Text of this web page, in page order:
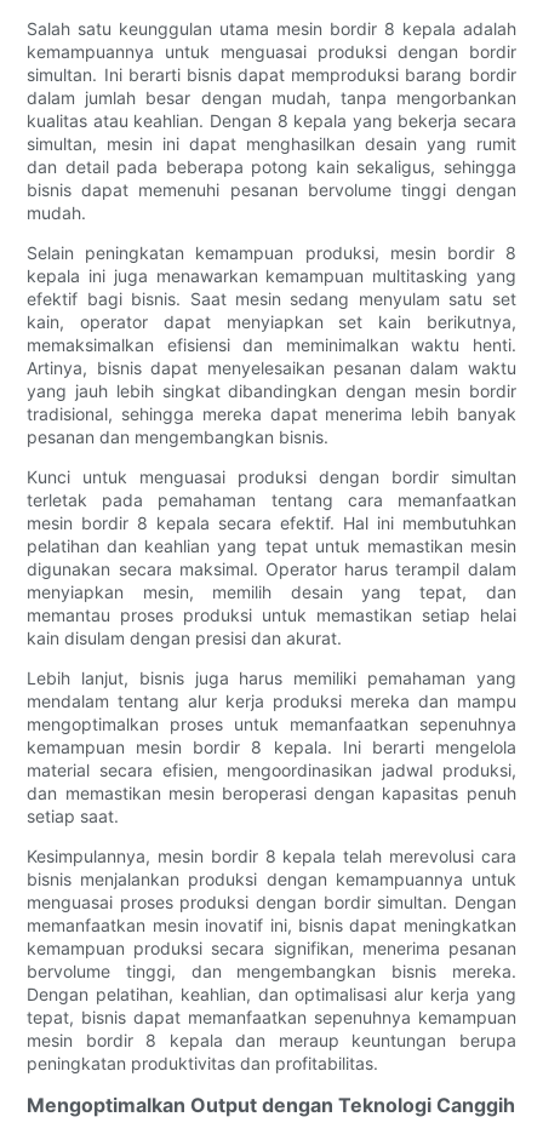
Salah satu keunggulan utama mesin bordir 8 kepala adalah
kemampuannya untuk menguasai produksi dengan bordir
simultan. Ini berarti bisnis dapat memproduksi barang bordir
dalam jumlah besar dengan mudah, tanpa mengorbankan
kualitas atau keahlian. Dengan 8 kepala yang bekerja secara
simultan, mesin ini dapat menghasilkan desain yang rumit
dan detail pada beberapa potong kain sekaligus, sehingga
bisnis dapat memenuhi pesanan bervolume tinggi dengan
mudah.
Selain peningkatan kemampuan produksi, mesin bordir 8
kepala ini juga menawarkan kemampuan multitasking yang
efektif bagi bisnis. Saat mesin sedang menyulam satu set
kain, operator dapat menyiapkan set kain berikutnya,
memaksimalkan efisiensi dan meminimalkan waktu henti.
Artinya, bisnis dapat menyelesaikan pesanan dalam waktu
yang jauh lebih singkat dibandingkan dengan mesin bordir
tradisional, sehingga mereka dapat menerima lebih banyak
pesanan dan mengembangkan bisnis.
Kunci untuk menguasai produksi dengan bordir simultan
terletak pada pemahaman tentang cara memanfaatkan
mesin bordir 8 kepala secara efektif. Hal ini membutuhkan
pelatihan dan keahlian yang tepat untuk memastikan mesin
digunakan secara maksimal. Operator harus terampil dalam
menyiapkan mesin, memilih desain yang tepat, dan
memantau proses produksi untuk memastikan setiap helai
kain disulam dengan presisi dan akurat.
Lebih lanjut, bisnis juga harus memiliki pemahaman yang
mendalam tentang alur kerja produksi mereka dan mampu
mengoptimalkan proses untuk memanfaatkan sepenuhnya
kemampuan mesin bordir 8 kepala. Ini berarti mengelola
material secara efisien, mengoordinasikan jadwal produksi,
dan memastikan mesin beroperasi dengan kapasitas penuh
setiap saat.
Kesimpulannya, mesin bordir 8 kepala telah merevolusi cara
bisnis menjalankan produksi dengan kemampuannya untuk
menguasai proses produksi dengan bordir simultan. Dengan
memanfaatkan mesin inovatif ini, bisnis dapat meningkatkan
kemampuan produksi secara signifikan, menerima pesanan
bervolume tinggi, dan mengembangkan bisnis mereka.
Dengan pelatihan, keahlian, dan optimalisasi alur kerja yang
tepat, bisnis dapat memanfaatkan sepenuhnya kemampuan
mesin bordir 8 kepala dan meraup keuntungan berupa
peningkatan produktivitas dan profitabilitas.
Mengoptimalkan Output dengan Teknologi Canggih